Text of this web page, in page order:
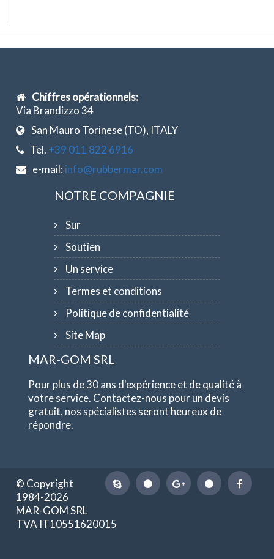
Chiffres opérationnels:
Via Brandizzo 34
San Mauro Torinese (TO), ITALY
Tel. +39 011 822 6916
e-mail: info@rubbermar.com
NOTRE COMPAGNIE
Sur
Soutien
Un service
Termes et conditions
Politique de confidentialité
Site Map
MAR-GOM SRL
Pour plus de 30 ans d'expérience et de qualité à
votre service. Contactez-nous pour un devis
gratuit, nos spécialistes seront heureux de
répondre.
© Copyright
1984-2026
MAR-GOM SRL
TVA IT10551620015